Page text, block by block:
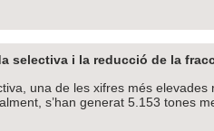
selectiva i la reducció de la
una de les xifres més elevades
s’han generat 5.153 tones